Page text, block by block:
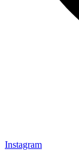
Instagram